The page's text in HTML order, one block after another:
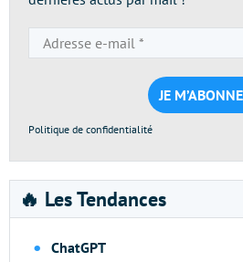
e-
mail
*
Politique de confidentialité
🔥 Les Tendances
ChatGPT